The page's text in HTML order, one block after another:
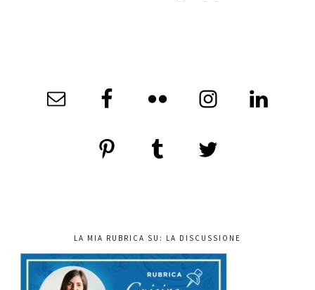
LA MIA RUBRICA SU: LA DISCUSSIONE